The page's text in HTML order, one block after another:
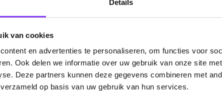
Details
van cookies
en advertenties te personaliseren, om functies voor
Ook delen we informatie over uw gebruik van onze site
Deze partners kunnen deze gegevens combineren met
op basis van uw gebruik van hun services.